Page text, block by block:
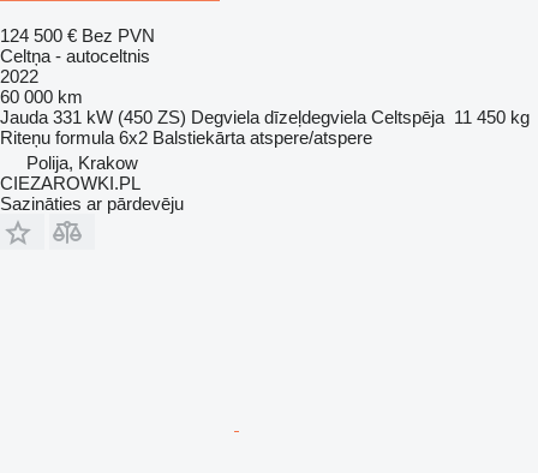
124 500 € Bez PVN
Celtņa - autoceltnis
2022
60 000 km
Jauda 331 kW (450 ZS) Degviela dīzeļdegviela Celtspēja 11 450 kg
Riteņu formula 6x2 Balstiekārta atspere/atspere
Polija, Krakow
CIEZAROWKI.PL
Sazināties ar pārdevēju